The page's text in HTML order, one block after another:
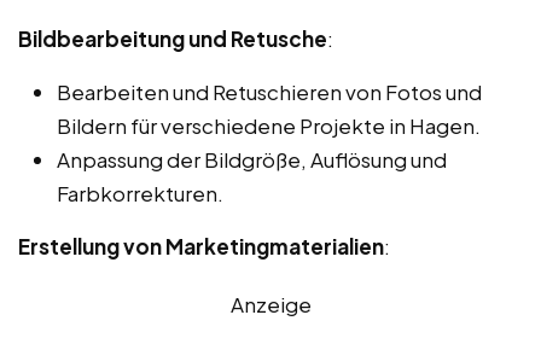
Bildbearbeitung und Retusche:
Bearbeiten und Retuschieren von Fotos und
Bildern für verschiedene Projekte in Hagen.
Anpassung der Bildgröße, Auflösung und
Farbkorrekturen.
Erstellung von Marketingmaterialien:
Anzeige